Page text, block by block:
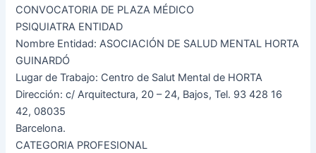
CONVOCATORIA DE PLAZA MÉDICO
PSIQUIATRA ENTIDAD
Nombre Entidad: ASOCIACIÓN DE SALUD MENTAL HORTA
GUINARDÓ
Lugar de Trabajo: Centro de Salut Mental de HORTA
Dirección: c/ Arquitectura, 20 – 24, Bajos, Tel. 93 428 16
42, 08035
Barcelona.
CATEGORIA PROFESIONAL